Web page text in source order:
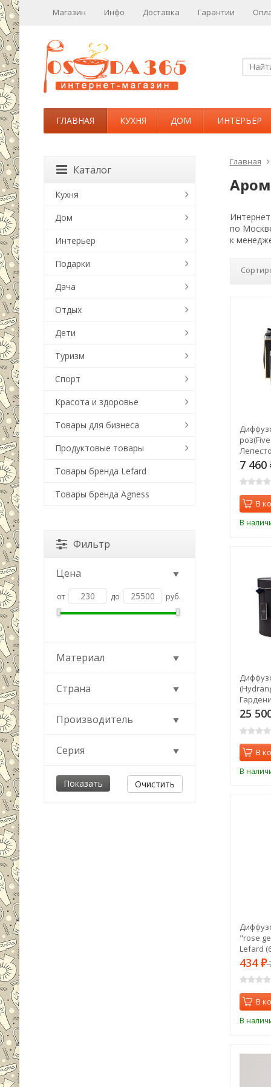
Магазин Инфо Доставка Гарантии
ГЛАВНАЯ КУХНЯ ДОМ ИНТЕРЬЕР
Главная
по
к
10мл в
7 460
В
В
10 ml в
25
В
В
"rose
Lefard
434 ₽
В
В
Каталог
Кухня
Дом
Интерьер
Подарки
Дача
Отдых
Дети
Туризм
Спорт
Красота и здоровье
Товары для бизнеса
Продуктовые товары
Товары бренда Lefard
Товары бренда Agness
Фильтр
Цена
от до руб.
Материал
Страна
Производитель
Серия
Очистить